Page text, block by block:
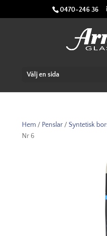
0470-246 36
Välj en sida
Hem / Penslar/ Syntetisk
Nr 6